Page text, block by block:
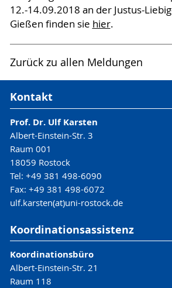
12.-14.09.2018 an der Justus-
Gießen finden sie hier.
Zurück zu allen Meldungen
Kontakt
Prof. Dr. Ulf Karsten
Albert-Einstein-Str. 3
Raum 001
18059 Rostock
Tel: +49 381 498-6090
Fax: +49 381 498-6072
ulf.karsten(at)uni-rostock.de
Koordinationsassistenz
Koordinationsbüro
Albert-Einstein-Str. 21
Raum 118